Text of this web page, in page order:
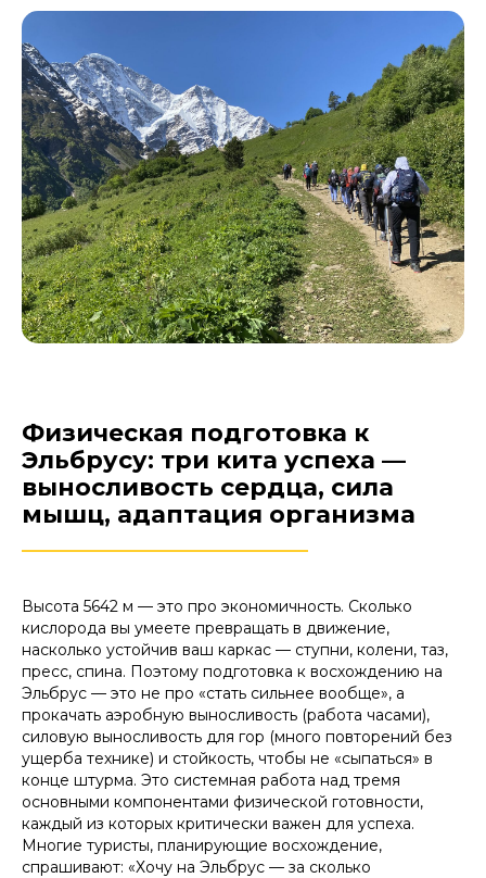
Физическая подготовка к
Эльбрусу: три кита успеха —
выносливость сердца, сила
мышц, адаптация организма
Высота 5642 м — это про экономичность. Сколько
кислорода вы умеете превращать в движение,
насколько устойчив ваш каркас — ступни, колени, таз,
пресс, спина. Поэтому подготовка к восхождению на
Эльбрус — это не про «стать сильнее вообще», а
прокачать аэробную выносливость (работа часами),
силовую выносливость для гор (много повторений без
ущерба технике) и стойкость, чтобы не «сыпаться» в
конце штурма. Это системная работа над тремя
основными компонентами физической готовности,
каждый из которых критически важен для успеха.
Многие туристы, планирующие восхождение,
спрашивают: «Хочу на Эльбрус — за сколько